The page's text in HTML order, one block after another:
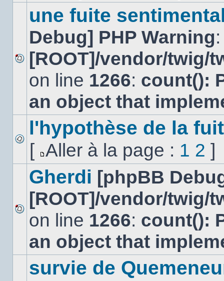
Aucun
message
non
une fuite
Debug] PHP Warning
[ROOT]/vendor/twig/
on line 1266: count():
an object that
message
non
lu
l'hypothèse de la
[
à
la
Aller à la page : 1 2 ]
Aucun
message
lu
Gherdi [phpBB
[ROOT]/vendor/twig/
on line 1266: count():
an object that
survie de